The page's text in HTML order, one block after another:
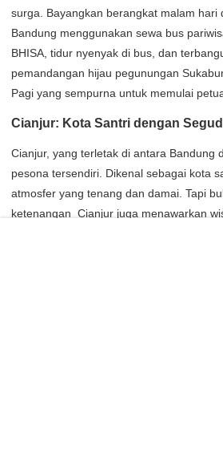
surga. Bayangkan berangkat malam hari
Bandung menggunakan sewa bus
BHISA, tidur nyenyak di bus, dan
pemandangan hijau pegunungan
Pagi yang sempurna untuk memulai
Cianjur: Kota Santri dengan
Cianjur, yang terletak di antara Bandung
pesona tersendiri. Dikenal sebagai kota
atmosfer yang tenang dan damai. Tapi
ketenangan Cianjur juga menawarkan